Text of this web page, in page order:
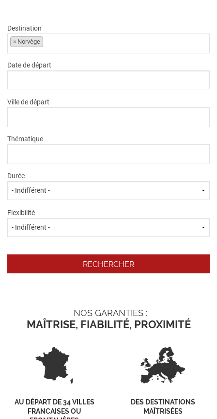
Destination
× Norvège
Date de départ
Ville de départ
Thématique
Durée
Flexibilité
NOS GARANTIES :
MAÎTRISE, FIABILITÉ, PROXIMITÉ
AU DÉPART DE 34 VILLES
FRANCAISES OU
DES DESTINATIONS
MAÎTRISÉES